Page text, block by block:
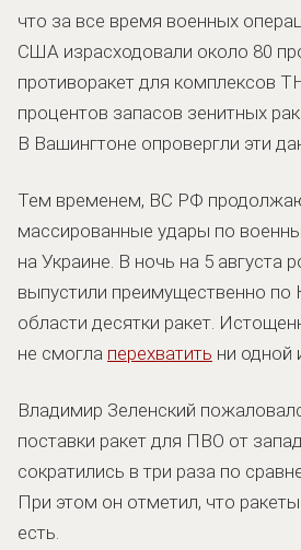
что за все время военных
США израсходовали около 80
противоракет для комплексов
процентов запасов зенитных
В Вашингтоне опровергли эти
Тем временем, ВС РФ
массированные удары по
на Украине. В ночь на 5 августа
выпустили преимущественно по
области десятки ракет.
не смогла перехватить ни одной
Владимир Зеленский
поставки ракет для ПВО от
сократились в три раза по
При этом он отметил, что
есть.